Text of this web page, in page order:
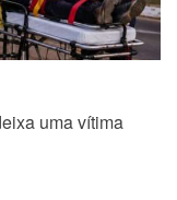
uma vítima